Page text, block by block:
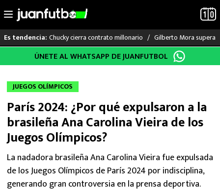
al
Es tendencia: Chucky cierra contrato millonario Gilberto Mora supera
LO ÚLTIMO
LIGA MX
RAYADOS
PUMAS
ATLANTE
SELECCIÓN MEXICANA
ÚNETE AL WHATSAPP DE JUANFUTBOL
JUEGOS OLÍMPICOS
París 2024: ¿Por qué expulsaron a la
brasileña Ana Carolina Vieira de los
Juegos Olímpicos?
La nadadora brasileña Ana Carolina Vieira fue expulsada
de los Juegos Olímpicos de París 2024 por indisciplina,
generando gran controversia en la prensa deportiva.